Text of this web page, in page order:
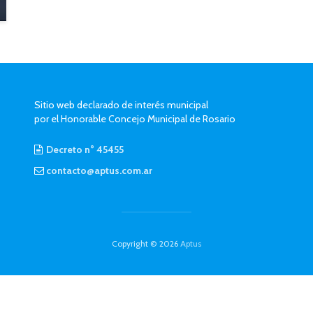
Sitio web declarado de interés municipal
por el Honorable Concejo Municipal de Rosario
Decreto n° 45455
contacto@aptus.com.ar
Copyright © 2026 Aptus